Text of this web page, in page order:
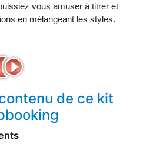
vous amuser à titrer et
en mélangeant les styles.
de ce kit